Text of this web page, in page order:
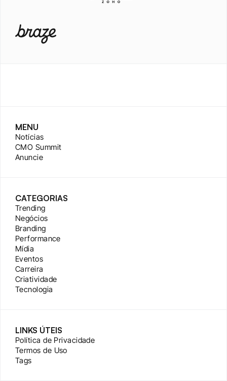
MENU
Notícias
CMO Summit
Anuncie
CATEGORIAS
Trending
Negócios
Branding
Performance
Mídia
Eventos
Carreira
Criatividade
Tecnologia
LINKS ÚTEIS
Política de Privacidade
Termos de Uso
Tags